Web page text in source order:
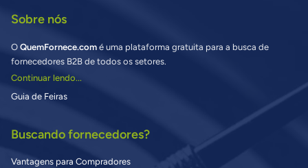
Sobre nós
O QuemFornece.com é uma plataforma gratuita para a busca de
fornecedores B2B de todos os setores.
Continuar lendo...
Guia de Feiras
Buscando fornecedores?
Vantagens para Compradores